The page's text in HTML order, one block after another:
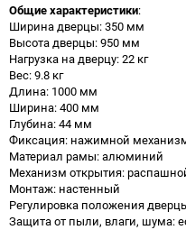
Общие характеристики:
Ширина дверцы: 350 мм
Высота дверцы: 950 мм
Нагрузка на дверцу: 22 кг
Вес: 9.8 кг
Длина: 1000 мм
Ширина: 400 мм
Глубина: 44 мм
Фиксация: нажимной
Материал рамы: алюминий
Механизм открытия:
Монтаж: настенный
Регулировка положения
Защита от пыли, влаги, шума: